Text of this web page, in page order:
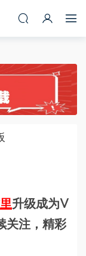
升级成为V
关注，精彩